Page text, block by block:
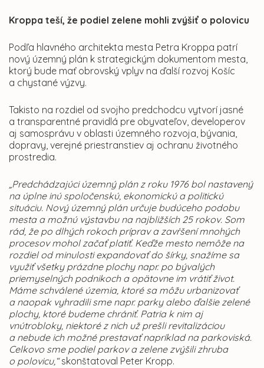
Kroppa teší, že podiel zelene mohli zvýšiť o polovicu
Podľa hlavného architekta mesta Petra Kroppa patrí
nový územný plán k strategickým dokumentom mesta,
ktorý bude mať obrovský vplyv na ďalší rozvoj Košíc
a chystané výzvy.
Takisto na rozdiel od svojho predchodcu vytvorí jasné
a transparentné pravidlá pre obyvateľov, developerov
aj samosprávu v oblasti územného rozvoja, bývania,
dopravy, verejné priestranstiev aj ochranu životného
prostredia.
„Predchádzajúci územný plán z roku 1976 bol nastavený
na úplne inú spoločenskú, ekonomickú a politickú
situáciu. Nový územný plán určuje budúceho podobu
mesta a možnú výstavbu na najbližších 25 rokov. Som
rád, že po dlhých rokoch príprav a zavŕšení mnohých
procesov mohol začať platiť. Keďže mesto nemôže na
rozdiel od minulosti expandovať do šírky, snažíme sa
využiť všetky prázdne plochy napr. po bývalých
priemyselných podnikoch a opätovne im vrátiť život.
Máme schválené územia, ktoré sa môžu urbanizovať
a naopak vyhradili sme napr. parky alebo ďalšie zelené
plochy, ktoré budeme chrániť. Patria k nim aj
vnútrobloky, niektoré z nich už prešli revitalizáciou
a nebude ich možné prestavať napríklad na parkoviská.
Celkovo sme podiel parkov a zelene zvýšili zhruba
o polovicu,“skonštatoval Peter Kropp.